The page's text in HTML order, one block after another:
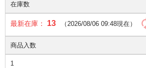
在庫数
最新在庫： 13 （2026/08/06 09:48現在）
商品入数
1